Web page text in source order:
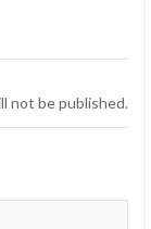
not be published.